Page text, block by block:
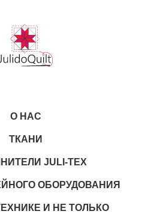
О НАС
ТКАНИ
JULI-TEX
ОБОРУДОВАНИЯ
И НЕ ТОЛЬКО